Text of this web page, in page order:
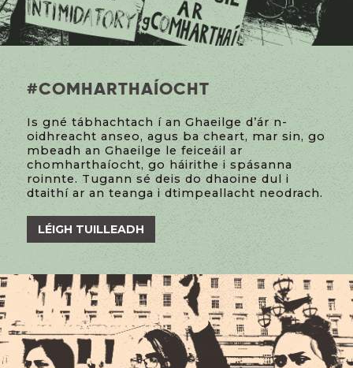
#COMHARTHAÍOCHT
Is gné tábhachtach í an Ghaeilge d’ár n-
oidhreacht anseo, agus ba cheart, mar sin, go
mbeadh an Ghaeilge le feiceáil ar
chomharthaíocht, go háirithe i spásanna
roinnte. Tugann sé deis do dhaoine dul i
dtaithí ar an teanga i dtimpeallacht neodrach.
LÉIGH TUILLEADH